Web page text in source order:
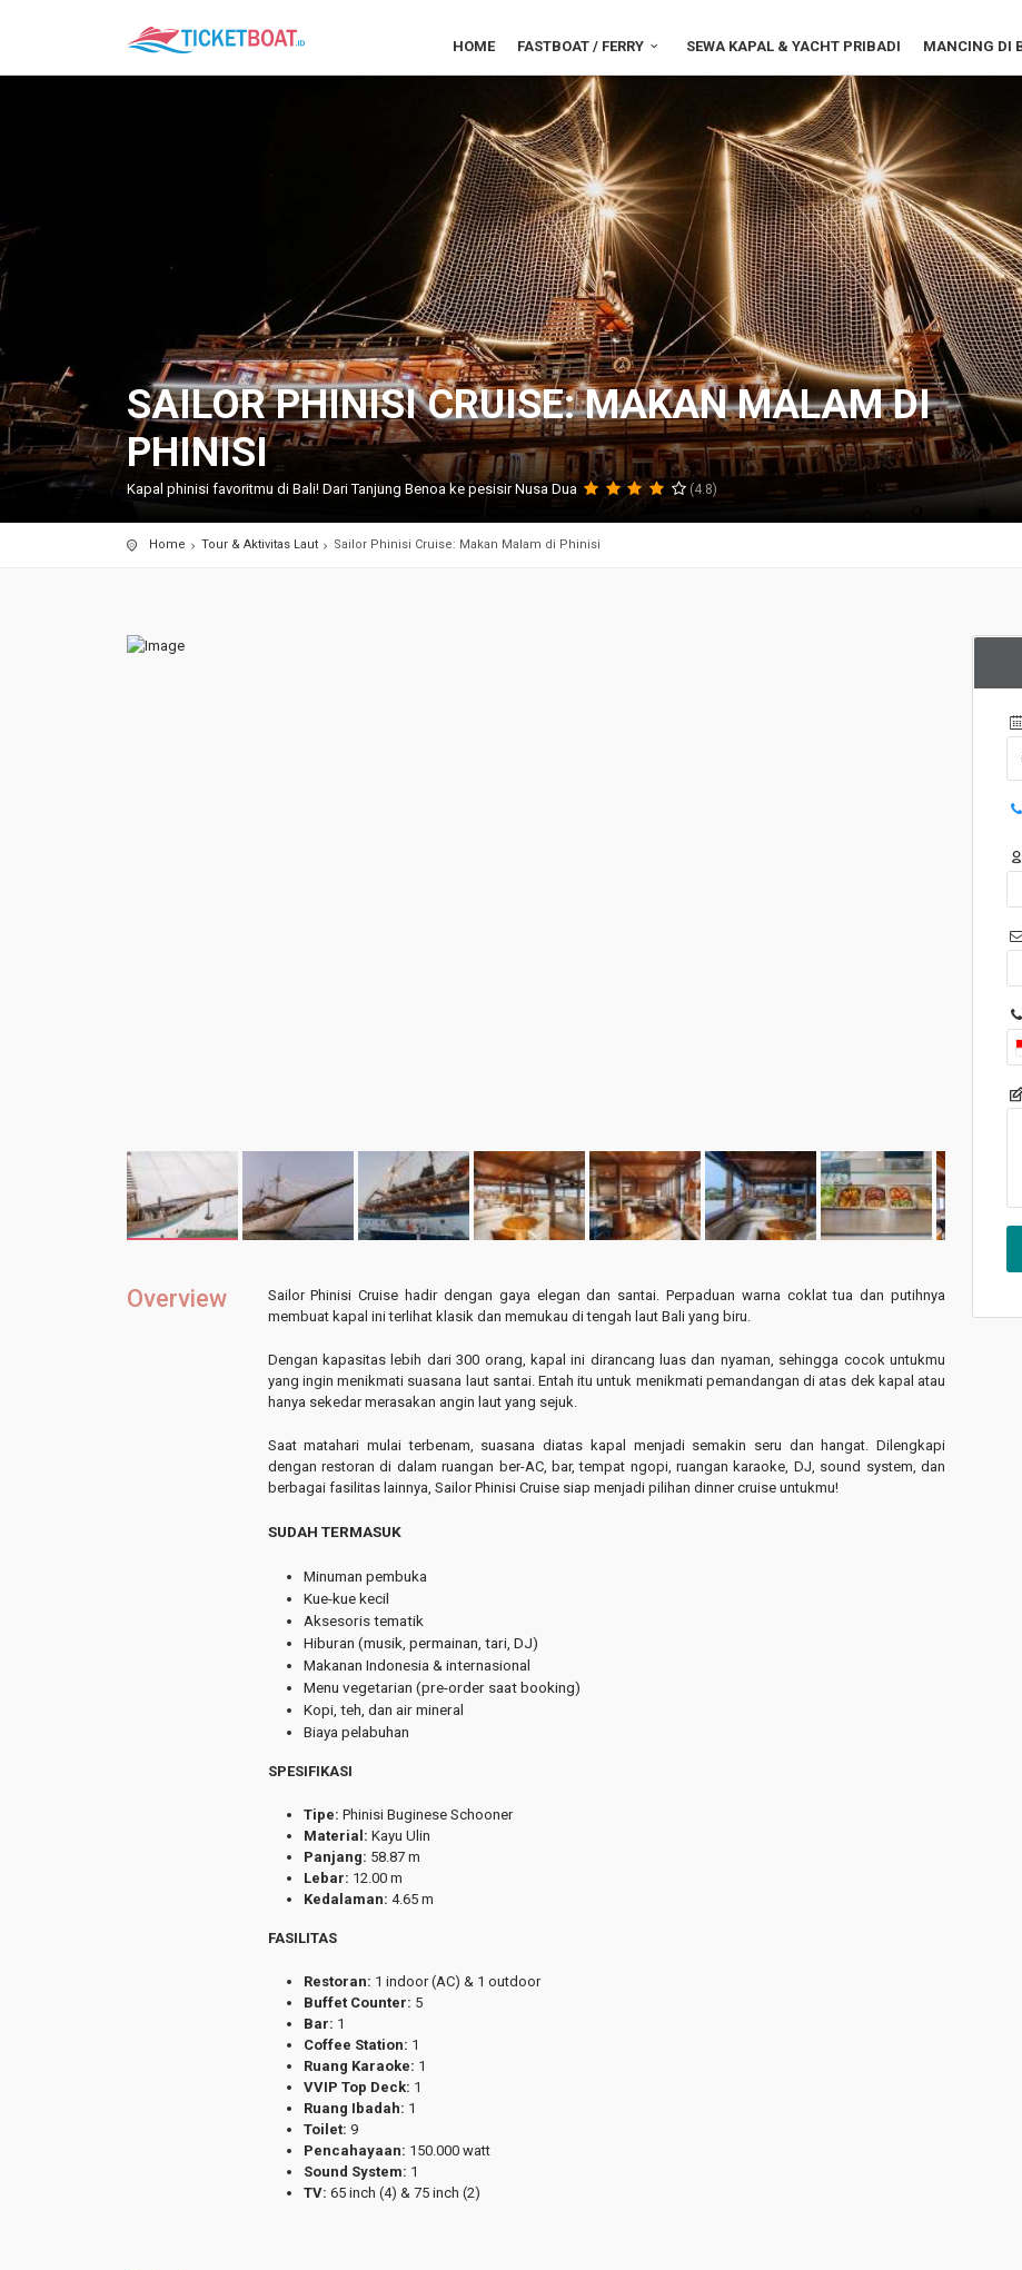
HOME FASTBOAT / FERRY SEWA KAPAL & YACHT PRIBADI MANCING DI
SAILOR PHINISI CRUISE: MAKAN MALAM DI
PHINISI
Kapal phinisi favoritmu di Bali! Dari Tanjung Benoa ke pesisir Nusa Dua (4.8)
Home Tour & Aktivitas Laut Sailor Phinisi Cruise: Makan Malam di Phinisi
Overview
Sailor Phinisi Cruise hadir dengan gaya elegan dan santai. Perpaduan warna coklat tua dan putihnya
membuat kapal ini terlihat klasik dan memukau di tengah laut Bali yang biru.
Dengan kapasitas lebih dari 300 orang, kapal ini dirancang luas dan nyaman, sehingga cocok untukmu
yang ingin menikmati suasana laut santai. Entah itu untuk menikmati pemandangan di atas dek kapal atau
hanya sekedar merasakan angin laut yang sejuk.
Saat matahari mulai terbenam, suasana diatas kapal menjadi semakin seru dan hangat. Dilengkapi
dengan restoran di dalam ruangan ber-AC, bar, tempat ngopi, ruangan karaoke, DJ, sound system, dan
berbagai fasilitas lainnya, Sailor Phinisi Cruise siap menjadi pilihan dinner cruise untukmu!
SUDAH TERMASUK
Minuman pembuka
Kue-kue kecil
Aksesoris tematik
Hiburan (musik, permainan, tari, DJ)
Makanan Indonesia & internasional
Menu vegetarian (pre-order saat booking)
Kopi, teh, dan air mineral
Biaya pelabuhan
SPESIFIKASI
Tipe: Phinisi Buginese Schooner
Material: Kayu Ulin
Panjang: 58.87 m
Lebar: 12.00 m
Kedalaman: 4.65 m
FASILITAS
Restoran: 1 indoor (AC) & 1 outdoor
Buffet Counter: 5
Bar: 1
Coffee Station: 1
Ruang Karaoke: 1
VVIP Top Deck: 1
Ruang Ibadah: 1
Toilet: 9
Pencahayaan: 150.000 watt
Sound System: 1
TV: 65 inch (4) & 75 inch (2)